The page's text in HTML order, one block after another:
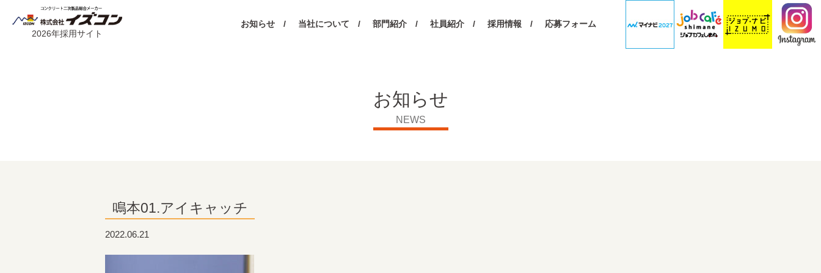
2026年採用サイト
お知らせ / 当社について / 部門紹介 / 社員紹介 / 採用情報 / 応募フォーム
お知らせ
NEWS
鳴本01.アイキャッチ
2022.06.21